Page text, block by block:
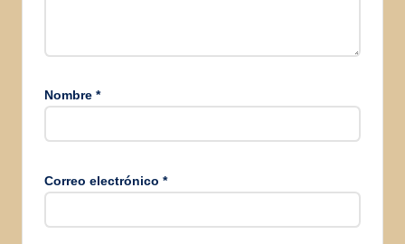
Nombre *
Correo electrónico *